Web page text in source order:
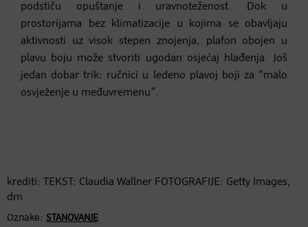
podstiču opuštanje i uravnoteženost. Dok u
prostorijama bez klimatizacije u kojima se obavljaju
aktivnosti uz visok stepen znojenja, plafon obojen u
plavu boju može stvoriti ugodan osjećaj hlađenja. Još
jedan dobar trik: ručnici u ledeno plavoj boji za “malo
osvježenje u međuvremenu”.
krediti: TEKST: Claudia Wallner FOTOGRAFIJE: Getty Images,
dm
Oznake: STANOVANJE